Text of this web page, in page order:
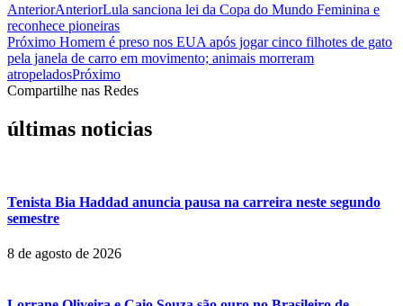
AnteriorAnteriorLula sanciona lei da Copa do Mundo Feminina e
reconhece pioneiras
Próximo Homem é preso nos EUA após jogar cinco filhotes de gato
pela janela de carro em movimento; animais morreram
atropeladosPróximo
Compartilhe nas Redes
últimas noticias
Tenista Bia Haddad anuncia pausa na carreira neste segundo
semestre
8 de agosto de 2026